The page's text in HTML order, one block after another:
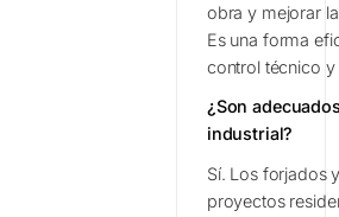
obra y mejorar
Es una forma
control técnico
¿Son
industrial?
Sí. Los forjados
proyectos